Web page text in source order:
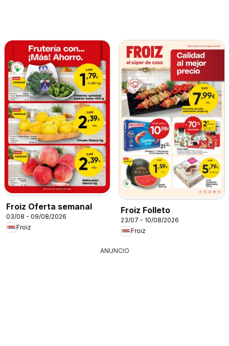
Froiz Oferta semanal
03/08 - 09/08/2026
Froiz
Froiz Folleto
23/07 - 10/08/2026
Froiz
ANUNCIO